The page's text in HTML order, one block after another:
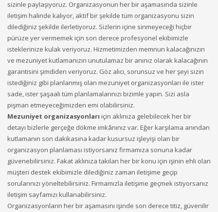
sizinle paylaşıyoruz. Organizasyonun her bir aşamasında sizinle
iletişim halinde kalıyor, aktif bir şekilde tüm organizasyonu sizin
dilediğiniz şekilde ilerletiyoruz. Sizlerin içine sinmeyeceği hiçbir
pürüze yer vermemek için son derece profesyonel ekibimizle
isteklerinize kulak veriyoruz. Hizmetimizden memnun kalacağınızın
ve mezuniyet kutlamanızın unutulamaz bir anınız olarak kalacağının
garantisini şimdiden veriyoruz. Göz alıcı, sorunsuz ve her şeyi sizin
istediğiniz gibi planlanmış olan mezuniyet organizasyonları ile ister
sade, ister şaşaalı tüm planlamalarınızı bizimle yapın. Sizi asla
pişman etmeyeceğimizden emi olabilirsiniz.
Mezuniyet organizasyonları için aklınıza gelebilecek her bir
detayı bizlerle gerçeğe dökme imkânınız var. Eğer karşılama anından
kutlamanın son dakikasına kadar kusursuz işleyişi olan bir
organizasyon planlaması istiyorsanız firmamıza sonuna kadar
güvenebilirsiniz. Fakat aklınıza takılan her bir konu için işinin ehli olan
müşteri destek ekibimizle dilediğiniz zaman iletişime geçip
sorularınızı yöneltebilirsiniz. Firmamızla iletişime geçmek istiyorsanız
iletişim sayfamızı kullanabilirsiniz.
Organizasyonların her bir aşamasını işinde son derece titiz, güvenilir